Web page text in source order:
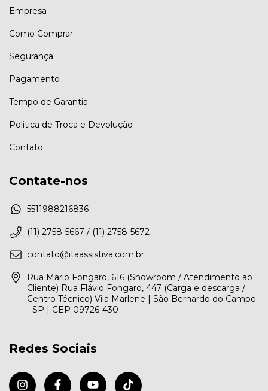
Empresa
Como Comprar
Segurança
Pagamento
Tempo de Garantia
Politica de Troca e Devolução
Contato
Contate-nos
5511988216836
(11) 2758-5667 / (11) 2758-5672
contato@itaassistiva.com.br
Rua Mario Fongaro, 616 (Showroom / Atendimento ao
Cliente) Rua Flávio Fongaro, 447 (Carga e descarga /
Centro Técnico) Vila Marlene | São Bernardo do Campo
- SP | CEP 09726-430
Redes Sociais